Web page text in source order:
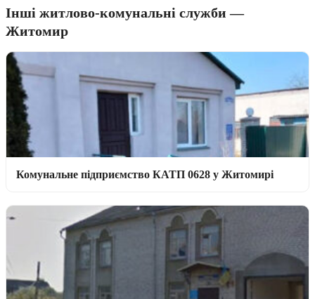
Інші житлово-комунальні служби —
Житомир
Комунальне підприємство КАТП 0628 у Житомирі